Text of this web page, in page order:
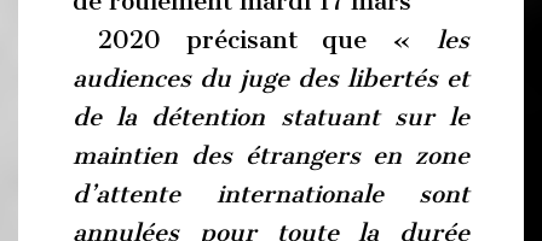
2020 précisant que « les
audiences du juge des libertés et
de la détention statuant sur le
maintien des étrangers en zone
d’attente internationale sont
annulées pour toute la durée